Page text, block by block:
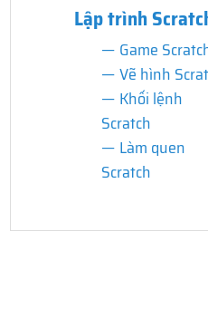
Lập trình
Game
Vẽ hình
Khối lệnh
Scratch
Làm quen
Scratch